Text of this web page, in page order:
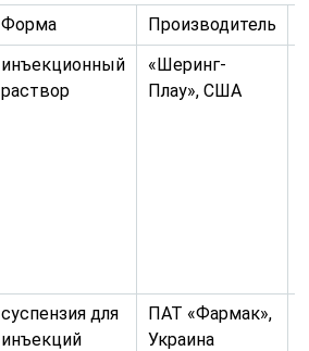
Форма Производитель
инъекционный
раствор
«Шеринг-
Плау», США
суспензия для
инъекций
ПАТ «Фармак»,
Украина